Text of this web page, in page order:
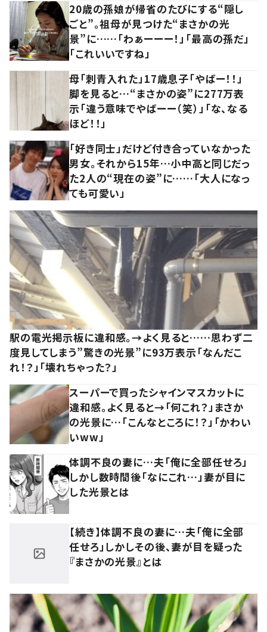
20歳の孫娘が帰省のたびにする“隠し
ごと”。祖母が見つけた“まさかの光
景”に……「わぁーーー！」「最高の孫だ」
「これいいですね」
母「刺青入れた」17歳息子「やばー！！」
脚を見ると…“まさかの姿”に277万表
示「違う意味でやばーー（笑）」「な、なる
ほど！！」
「好き同士」だけど付き合っていなかった
男女。それから15年…小中高と同じだっ
た2人の“現在の姿”に……「大人になっ
ても可愛い」
駅の電光掲示板に違和感。→よく見ると……思わず二
度見してしまう”驚きの光景”に93万表示「なんだこ
れ！？」「壊れちゃった？」
スーパーで買ったシャインマスカットに
違和感。よく見ると→「何これ？」まさか
の光景に…「こんなところに！？」「かわい
いww」
体調不良の妻に…夫「俺に全部任せろ」
しかし数時間後「なにこれ…」妻が目に
した光景とは
【続き】体調不良の妻に…夫「俺に全部
任せろ」しかしその後、妻が目を疑った
『まさかの光景』とは